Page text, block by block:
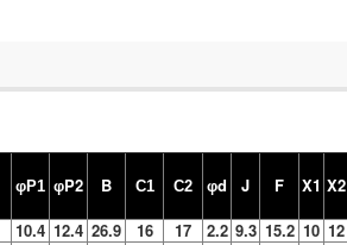
φP1 φP2 B C1 C2 φd J F X1 X2
10.4 12.4 26.9 16 17 2.2 9.3 15.2 10 12